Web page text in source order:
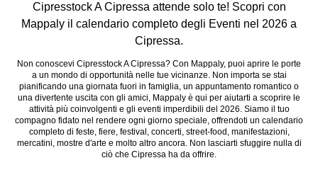
Cipresstock A Cipressa attende solo te! Scopri con
Mappaly il calendario completo degli Eventi nel 2026 a
Cipressa.
Non conoscevi Cipresstock A Cipressa? Con Mappaly, puoi aprire le porte
a un mondo di opportunità nelle tue vicinanze. Non importa se stai
pianificando una giornata fuori in famiglia, un appuntamento romantico o
una divertente uscita con gli amici, Mappaly è qui per aiutarti a scoprire le
attività più coinvolgenti e gli eventi imperdibili del 2026. Siamo il tuo
compagno fidato nel rendere ogni giorno speciale, offrendoti un calendario
completo di feste, fiere, festival, concerti, street-food, manifestazioni,
mercatini, mostre d'arte e molto altro ancora. Non lasciarti sfuggire nulla di
ciò che Cipressa ha da offrire.